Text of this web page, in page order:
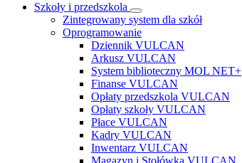
Szkoły i przedszkola
Zintegrowany system dla szkół
Oprogramowanie
Dziennik VULCAN
Arkusz VULCAN
System biblioteczny MOL NET+
Finanse VULCAN
Opłaty przedszkola VULCAN
Opłaty szkoły VULCAN
Płace VULCAN
Kadry VULCAN
Inwentarz VULCAN
Magazyn i Stołówka VULCAN